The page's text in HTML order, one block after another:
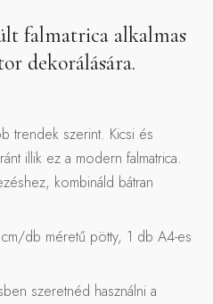
falmatrica alkalmas
dekorálására.
trendek szerint. Kicsi és
illik ez a modern falmatrica.
kombináld bátran
db méretű pötty, 1 db A4-es
szeretnéd használni a